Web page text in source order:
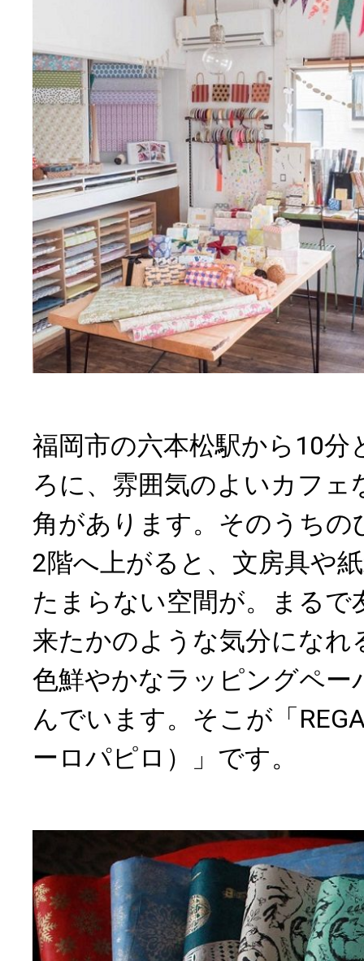
福岡市の六本松駅から10分
ろに、雰囲気のよいカフェ
角があります。そのうちの
2階へ上がると、文房具や
たまらない空間が。まるで
来たかのような気分になれ
色鮮やかなラッピングペー
んでいます。そこが「
ーロパピロ）」です。